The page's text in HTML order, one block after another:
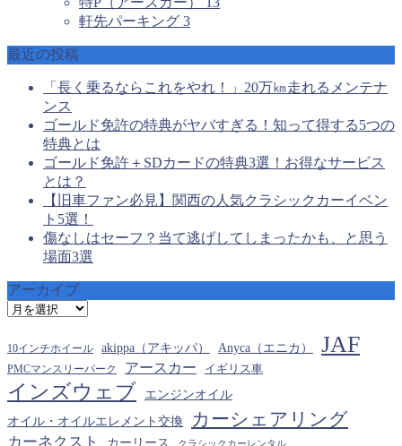
軒先パーキング 3
最近の投稿
「長く乗るならこれをやれ！」20万㎞走れるメンテナ
ンス
ゴールド免許の特典がヤバすぎる！知って得する5つの
特典とは
ゴールド免許＋SDカードの特典3選！お得なサービス
とは？
【旧車ファン必見】関西の人気クラシックカーイベン
ト5選！
傷なしはセーフ？当て逃げしてしまったかも、と思う
場面3選
アーカイブ
ア
カ
イ
ブ
10インチホイール akippa（アキッパ） Anyca（エニカ） JAF
PMCマンスリーパーク アースカー イギリス車
インズウェブ エンジンオイル
オイル・オイルエレメント交換 カーシェアリング
カーネクスト カーリース クラシックカーレンタル